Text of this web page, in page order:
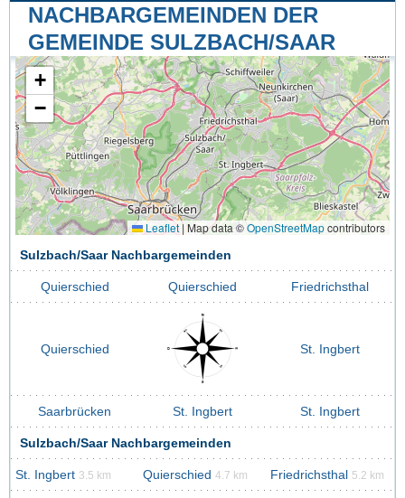
NACHBARGEMEINDEN DER
GEMEINDE SULZBACH/SAAR
+
−
Leaflet | Map data ©OpenStreetMapcontributors
Sulzbach/Saar Nachbargemeinden
Quierschied Quierschied Friedrichsthal
Quierschied St. Ingbert
Saarbrücken St. Ingbert St. Ingbert
Sulzbach/Saar Nachbargemeinden
St. Ingbert 3.5 km Quierschied 4.7 km Friedrichsthal 5.2 km